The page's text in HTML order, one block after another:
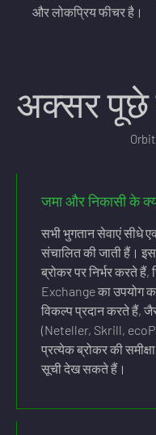
और लोकप्रिय फीचर है।
अक्सर पूछे
जमा और निकासी के
सभी भुगतान सेवाएं सीधे
संचालित की जाती हैं।
ब्रोकर पर निर्भर करते
Exchange का उपयोग
विकल्प प्रदान करते हैं,
(Neteller, Skrill,
प्रत्येक ब्रोकर की
सूची देख सकते हैं।